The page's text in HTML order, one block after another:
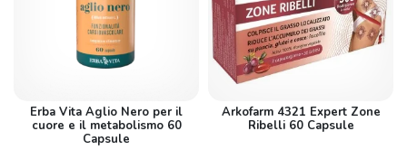
Erba Vita Aglio Nero per il
cuore e il metabolismo 60
Capsule
Arkofarm 4321 Expert Zone
Ribelli 60 Capsule